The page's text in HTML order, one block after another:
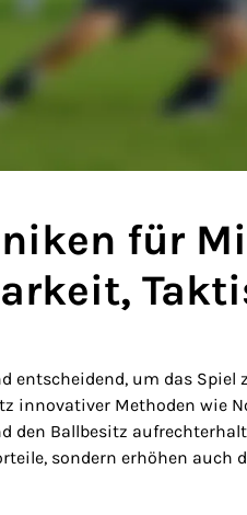
für
entscheidend, um das Spiel
innovativer Methoden wie
Ballbesitz
sondern erhöhen auch